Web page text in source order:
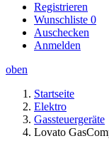
Registrieren
Wunschliste 0
Auschecken
Anmelden
oben
Startseite
Elektro
Gassteuergeräte
Lovato